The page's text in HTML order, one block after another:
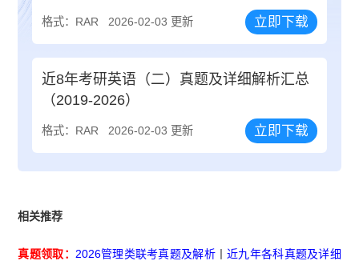
格式：RAR 2026-02-03 更新 立即下载
近8年考研英语（二）真题及详细解析汇总
（2019-2026）
格式：RAR 2026-02-03 更新 立即下载
相关推荐
真题领取： 2026管理类联考真题及解析丨近九年各科真题及详细